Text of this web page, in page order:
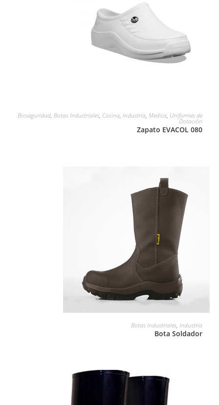
LEER MÁS
Bioseguridad,Botas Industriales, Cocina,Industria,Medica, Uniformes de
Dotación
Zapato EVACOL 080
Botas Industriales,Industria
Bota Soldador